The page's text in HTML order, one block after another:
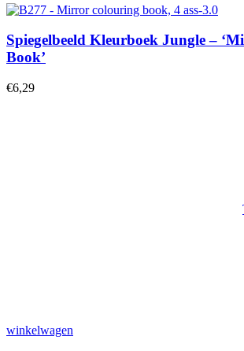
Spiegelbeeld Kleurboek Jungle –
Book’
€6,29
winkelwagen